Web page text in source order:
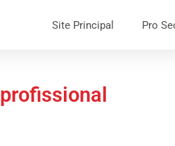
Site Principal Pro